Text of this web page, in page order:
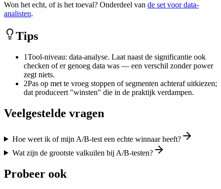
Won het echt, of is het toeval? Onderdeel van de set voor data-
analisten.
Tips
1Tool-niveau: data-analyse. Laat naast de significantie ook
checken of er genoeg data was — een verschil zonder power
zegt niets.
2Pas op met te vroeg stoppen of segmenten achteraf uitkiezen;
dat produceert "winsten" die in de praktijk verdampen.
Veelgestelde vragen
Hoe weet ik of mijn A/B-test een echte winnaar heeft?
Wat zijn de grootste valkuilen bij A/B-testen?
Probeer ook